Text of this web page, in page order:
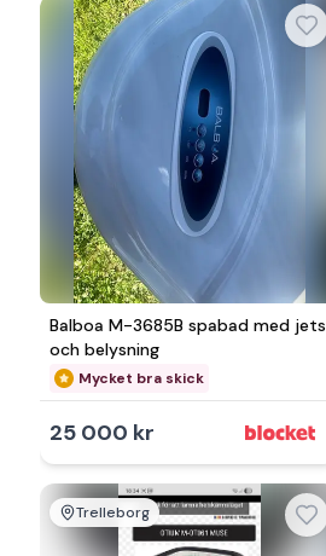
Balboa M-3685B spabad med jets
och belysning
Mycket bra skick
25 000 kr
Trelleborg